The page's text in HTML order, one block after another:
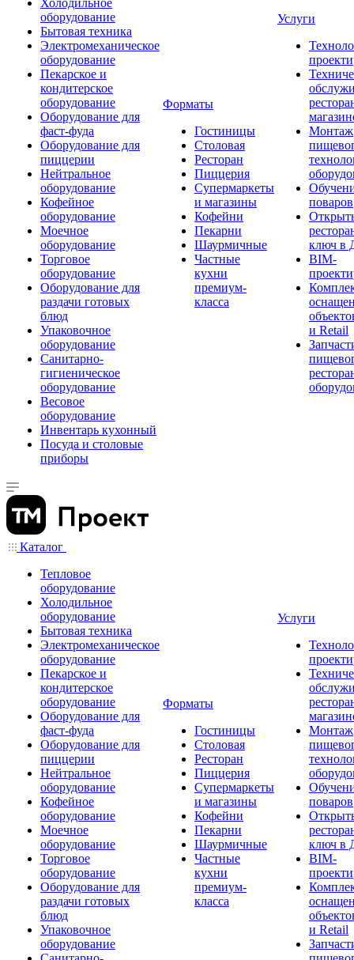
Холодильное
оборудование
Бытовая техника
Электромеханическое
оборудование
Пекарское и
кондитерское
оборудование
Оборудование для
фаст-фуда
Оборудование для
пиццерии
Нейтральное
оборудование
Кофейное
оборудование
Моечное
оборудование
Торговое
оборудование
Оборудование для
раздачи готовых
блюд
Упаковочное
оборудование
Санитарно-
гигиеническое
оборудование
Весовое
оборудование
Инвентарь кухонный
Посуда и столовые
приборы
Форматы
Гостиницы
Столовая
Ресторан
Пиццерия
Супермаркеты
и магазины
Кофейни
Пекарни
Шаурмичные
Частные
кухни
премиум-
класса
Услуги
Монтаж
поваров
ключ в
BIM-
и Retail
Каталог
Тепловое
оборудование
Холодильное
оборудование
Бытовая техника
Электромеханическое
оборудование
Пекарское и
кондитерское
оборудование
Оборудование для
фаст-фуда
Оборудование для
пиццерии
Нейтральное
оборудование
Кофейное
оборудование
Моечное
оборудование
Торговое
оборудование
Оборудование для
раздачи готовых
блюд
Упаковочное
оборудование
Форматы
Гостиницы
Столовая
Ресторан
Пиццерия
Супермаркеты
и магазины
Кофейни
Пекарни
Шаурмичные
Частные
кухни
премиум-
класса
Услуги
Монтаж
поваров
ключ в
BIM-
и Retail